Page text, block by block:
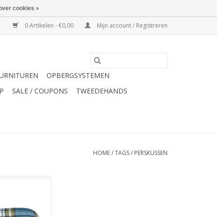
0 Artikelen - €0,00 Mijn account / Registreren
OPBERGSYSTEMEN
SALE / COUPONS TWEEDEHANDS
HOME/TAGS/ PERSKUSSEN
cookies »